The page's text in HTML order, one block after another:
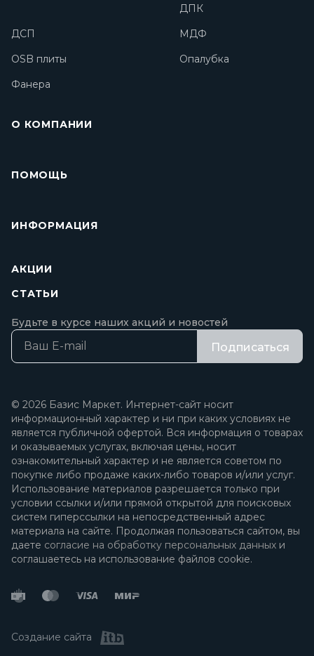
ДПК
ДСП
МДФ
OSB плиты
Опалубка
Фанера
О КОМПАНИИ
ПОМОЩЬ
ИНФОРМАЦИЯ
АКЦИИ
СТАТЬИ
Будьте в курсе наших акций и новостей
Подписаться
© 2026 Базис Маркет. Интернет-сайт носит
информационный характер и ни при каких условиях не
является публичной офертой. Вся информация о товарах
и оказываемых услугах, включая цены, носит
ознакомительный характер и не является советом по
покупке либо продаже каких-либо товаров и/или услуг.
Использование материалов разрешается только при
условии ссылки и/или прямой открытой для поисковых
систем гиперссылки на непосредственный адрес
материала на сайте. Продолжая пользоваться сайтом, вы
даете согласие на обработку персональных данных и
соглашаетесь на использование файлов cookie.
Создание сайта